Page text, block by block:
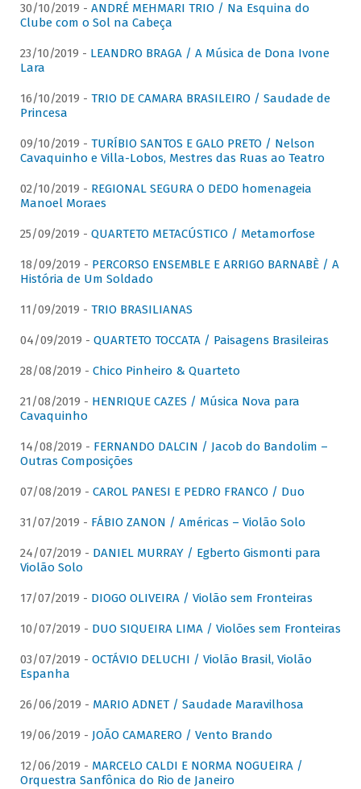
30/10/2019 - ANDRÉ MEHMARI TRIO / Na Esquina do
Clube com o Sol na Cabeça
23/10/2019 - LEANDRO BRAGA / A Música de Dona Ivone
Lara
16/10/2019 - TRIO DE CAMARA BRASILEIRO / Saudade de
Princesa
09/10/2019 - TURÍBIO SANTOS E GALO PRETO / Nelson
Cavaquinho e Villa-Lobos, Mestres das Ruas ao Teatro
02/10/2019 - REGIONAL SEGURA O DEDO homenageia
Manoel Moraes
25/09/2019 - QUARTETO METACÚSTICO / Metamorfose
18/09/2019 - PERCORSO ENSEMBLE E ARRIGO BARNABÈ / A
História de Um Soldado
11/09/2019 - TRIO BRASILIANAS
04/09/2019 - QUARTETO TOCCATA / Paisagens Brasileiras
28/08/2019 - Chico Pinheiro & Quarteto
21/08/2019 - HENRIQUE CAZES / Música Nova para
Cavaquinho
14/08/2019 - FERNANDO DALCIN / Jacob do Bandolim –
Outras Composições
07/08/2019 - CAROL PANESI E PEDRO FRANCO / Duo
31/07/2019 - FÁBIO ZANON / Américas – Violão Solo
24/07/2019 - DANIEL MURRAY / Egberto Gismonti para
Violão Solo
17/07/2019 - DIOGO OLIVEIRA / Violão sem Fronteiras
10/07/2019 - DUO SIQUEIRA LIMA / Violões sem Fronteiras
03/07/2019 - OCTÁVIO DELUCHI / Violão Brasil, Violão
Espanha
26/06/2019 - MARIO ADNET / Saudade Maravilhosa
19/06/2019 - JOÃO CAMARERO / Vento Brando
12/06/2019 - MARCELO CALDI E NORMA NOGUEIRA /
Orquestra Sanfônica do Rio de Janeiro